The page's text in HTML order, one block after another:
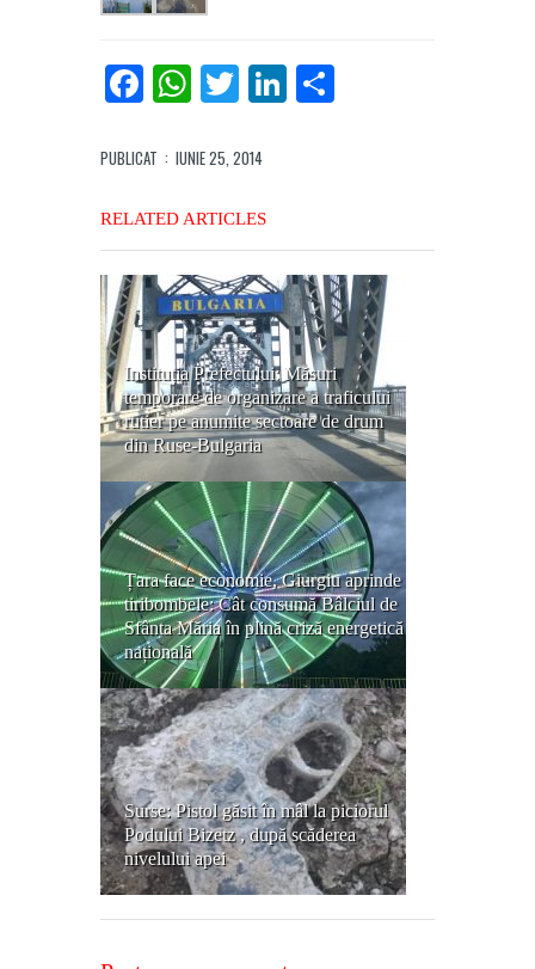
Facebook
WhatsApp
TwitterLinkedIn
PUBLICAT : IUNIE 25, 2014
RELATED ARTICLES
Instituția Prefectului: Măsuri
temporare de organizare a traficului
rutier pe anumite sectoare de drum
din Ruse-Bulgaria
Țara face economie, Giurgiu aprinde
tiribombele: Cât consumă Bâlciul de
Sfânta Măria în plină criză energetică
națională
Surse: Pistol găsit în mâl la piciorul
Podului Bizetz , după scăderea
nivelului apei